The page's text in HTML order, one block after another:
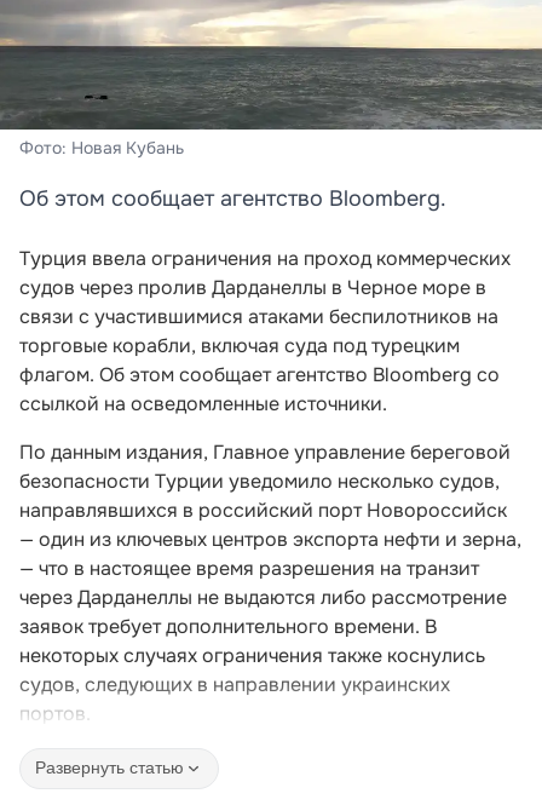
Фото: Новая Кубань
Об этом сообщает агентство Bloomberg.
Турция ввела ограничения на проход коммерческих
судов через пролив Дарданеллы в Черное море в
связи с участившимися атаками беспилотников на
торговые корабли, включая суда под турецким
флагом. Об этом сообщает агентство Bloomberg со
ссылкой на осведомленные источники.
По данным издания, Главное управление береговой
безопасности Турции уведомило несколько судов,
направлявшихся в российский порт Новороссийск
— один из ключевых центров экспорта нефти и зерна,
— что в настоящее время разрешения на транзит
через Дарданеллы не выдаются либо рассмотрение
заявок требует дополнительного времени. В
некоторых случаях ограничения также коснулись
судов, следующих в направлении украинских
портов.
Развернуть статью